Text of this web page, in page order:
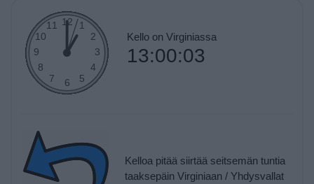
Kello on Virginiassa
13:00:03
Kelloa pitää siirtää seitsemän tuntia
taaksepäin Virginiaan / Yhdysvallat